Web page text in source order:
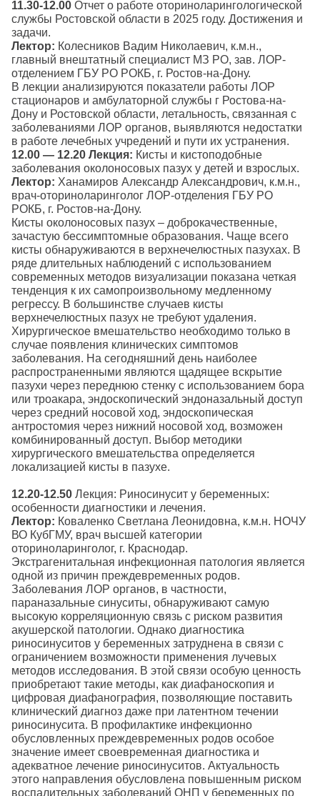
11.30-12.00 Отчет о работе оториноларингологической
службы Ростовской области в 2025 году. Достижения и
задачи.
Лектор: Колесников Вадим Николаевич, к.м.н.,
главный внештатный специалист МЗ РО, зав. ЛОР-
отделением ГБУ РО РОКБ, г. Ростов-на-Дону.
В лекции анализируются показатели работы ЛОР
стационаров и амбулаторной службы г Ростова-на-
Дону и Ростовской области, летальность, связанная с
заболеваниями ЛОР органов, выявляются недостатки
в работе лечебных учредений и пути их устранения.
12.00 — 12.20 Лекция: Кисты и кистоподобные
заболевания околоносовых пазух у детей и взрослых.
Лектор: Ханамиров Александр Александрович, к.м.н.,
врач-оториноларинголог ЛОР-отделения ГБУ РО
РОКБ, г. Ростов-на-Дону.
Кисты околоносовых пазух – доброкачественные,
зачастую бессимптомные образования. Чаще всего
кисты обнаруживаются в верхнечелюстных пазухах. В
ряде длительных наблюдений с использованием
современных методов визуализации показана четкая
тенденция к их самопроизвольному медленному
регрессу. В большинстве случаев кисты
верхнечелюстных пазух не требуют удаления.
Хирургическое вмешательство необходимо только в
случае появления клинических симптомов
заболевания. На сегодняшний день наиболее
распространенными являются щадящее вскрытие
пазухи через переднюю стенку с использованием бора
или троакара, эндоскопический эндоназальный доступ
через средний носовой ход, эндоскопическая
антростомия через нижний носовой ход, возможен
комбинированный доступ. Выбор методики
хирургического вмешательства определяется
локализацией кисты в пазухе.
12.20-12.50 Лекция: Риносинусит у беременных:
особенности диагностики и лечения.
Лектор: Коваленко Светлана Леонидовна, к.м.н. НОЧУ
ВО КубГМУ, врач высшей категории
оториноларинголог, г. Краснодар.
Экстрагенитальная инфекционная патология является
одной из причин преждевременных родов.
Заболевания ЛОР органов, в частности,
параназальные синуситы, обнаруживают самую
высокую корреляционную связь с риском развития
акушерской патологии. Однако диагностика
риносинуситов у беременных затруднена в связи с
ограничением возможности применения лучевых
методов исследования. В этой связи особую ценность
приобретают такие методы, как диафаноскопия и
цифровая диафанография, позволяющие поставить
клинический диагноз даже при латентном течении
риносинусита. В профилактике инфекционно
обусловленных преждевременных родов особое
значение имеет своевременная диагностика и
адекватное лечение риносинуситов. Актуальность
этого направления обусловлена повышенным риском
воспалительных заболеваний ОНП у беременных по